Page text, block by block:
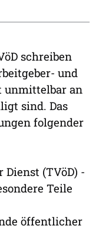
schreiben
und
unmittelbar an
sind. Das
folgender
(TVöD) -
Teile
öffentlicher